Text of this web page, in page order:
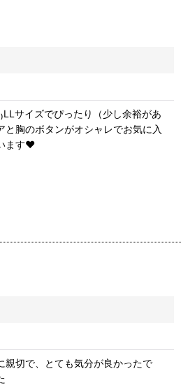
サイズでぴったり（少し余裕があ
胸のボタンがオシャレでお気に入
ます❤︎
親切で、とても気分が良かったで